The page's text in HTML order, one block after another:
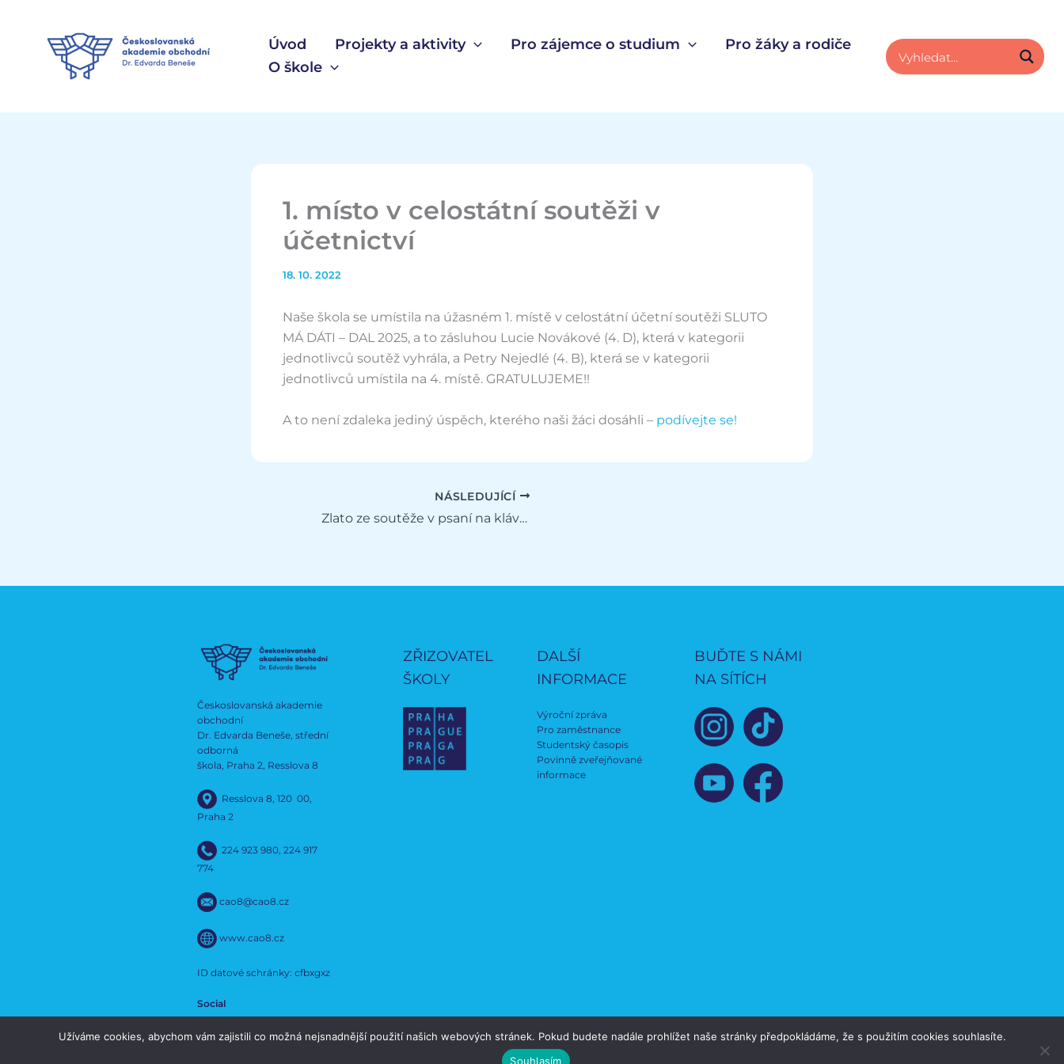
Úvod Projekty a aktivity Pro zájemce o studium
Pro žáky a rodiče
O škole
1. místo v celostátní soutěži v
účetnictví
18. 10. 2022
Naše škola se umístila na úžasném 1. místě v celostátní účetní soutěži SLUTO
MÁ DÁTI – DAL 2025, a to zásluhou Lucie Novákové (4. D), která v kategorii
jednotlivců soutěž vyhrála, a Petry Nejedlé (4. B), která se v kategorii
jednotlivců umístila na 4. místě. GRATULUJEME!!
A to není zdaleka jediný úspěch, kterého naši žáci dosáhli – podívejte se!
NÁSLEDUJÍCÍ
Zlato ze soutěže v psaní na klávesnici
Českoslovanská akademie
obchodní
Dr. Edvarda Beneše, střední
odborná
škola, Praha 2, Resslova 8
Resslova 8, 120 00,
Praha 2
224 923 980 ,224 917
774
cao8@cao8.cz
www.cao8.cz
ID datové schránky: cfbxgxz
Social
ZŘIZOVATEL
ŠKOLY
DALŠÍ
INFORMACE
Výroční zpráva
Pro zaměstnance
Studentský časopis
Povinně zveřejňované
informace
BUĎTE S NÁMI
NA SÍTÍCH
Užíváme cookies, abychom vám zajistili co možná nejsnadnější použití našich webových stránek. Pokud budete nadále prohlížet naše stránky předpokládáme, že s použitím cookies souhlasíte.
Souhlasím